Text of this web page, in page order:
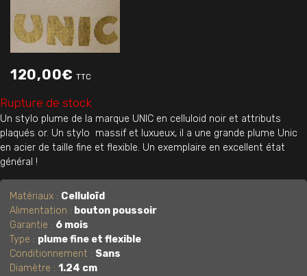
120,00€ TTC
Rupture de stock
Un stylo plume de la marque UNIC en celluloid noir et attributs
plaqués or. Un stylo massif et luxueux, il a une grande plume Unic
en acier de taille fine et flexible. Un exemplaire en excellent état
général !
Matériaux : Celluloïd
Alimentation : bouton poussoir
Garantie : 6 mois
Type : plume fine et flexible
Conditionnement : Sans
Diamètre :1.24 cm